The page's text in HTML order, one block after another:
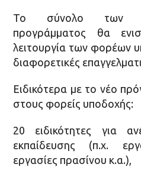
Το σύνολο των
προγράμματος θα
λειτουργία των φορέων
διαφορετικές
Ειδικότερα με το νέο
στους φορείς υποδοχής:
20 ειδικότητες για
εκπαίδευσης (π.χ.
εργασίες πρασίνου κ.α.),